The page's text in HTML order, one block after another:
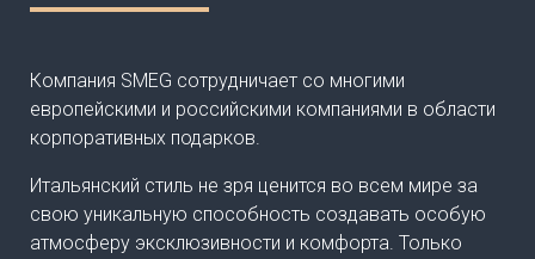
Компания SMEG сотрудничает со многими
европейскими и российскими компаниями в области
корпоративных подарков.
Итальянский стиль не зря ценится во всем мире за
свою уникальную способность создавать особую
атмосферу эксклюзивности и комфорта. Только